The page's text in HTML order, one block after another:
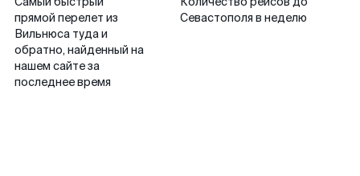
прямой перелет из
Вильнюса туда и
обратно, найденный на
нашем сайте за
последнее время
Севастополя в неделю